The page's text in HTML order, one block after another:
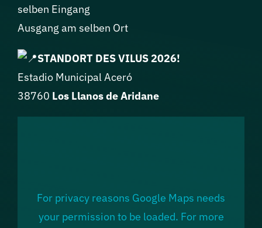
selben Eingang
Ausgang am selben Ort
STANDORT DES VILUS 2026!
Estadio Municipal Aceró
38760 Los Llanos de Aridane
For privacy reasons Google Maps needs
your permission to be loaded. For more